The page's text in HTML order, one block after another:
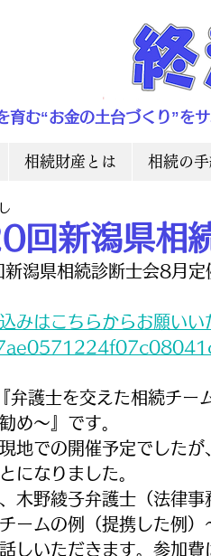
む“お金の土台づくり”を
相続財産とは 相続の手
回新潟県相
潟県相続診断士会8月定
みはこちらからお願
弁護士を交えた相続チー
め〜』です。
地での開催予定でした
になりました。
木野綾子弁護士（法律
ームの例（提携した例
しいただきます。参加